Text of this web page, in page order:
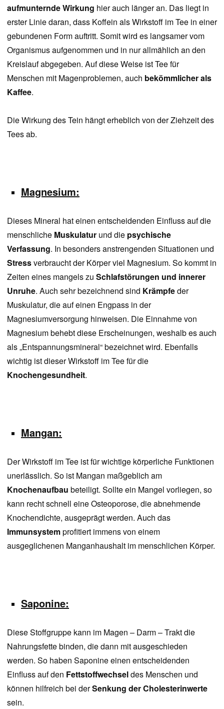
aufmunternde Wirkung hier auch länger an. Das liegt in
erster Linie daran, dass Koffein als Wirkstoff im Tee in einer
gebundenen Form auftritt. Somit wird es langsamer vom
Organismus aufgenommen und in nur allmählich an den
Kreislauf abgegeben. Auf diese Weise ist Tee für
Menschen mit Magenproblemen, auch bekömmlicher als
Kaffee.
Die Wirkung des Tein hängt erheblich von der Ziehzeit des
Tees ab.
Magnesium:
Dieses Mineral hat einen entscheidenden Einfluss auf die
menschliche Muskulatur und die psychische
Verfassung. In besonders anstrengenden Situationen und
Stressverbraucht der Körper viel Magnesium. So kommt in
Zeiten eines mangels zu Schlafstörungen und innerer
Unruhe. Auch sehr bezeichnend sind Krämpfeder
Muskulatur, die auf einen Engpass in der
Magnesiumversorgung hinweisen. Die Einnahme von
Magnesium behebt diese Erscheinungen, weshalb es auch
als „Entspannungsmineral“ bezeichnet wird. Ebenfalls
wichtig ist dieser Wirkstoff im Tee für die
Knochengesundheit.
Mangan:
Der Wirkstoff im Tee ist für wichtige körperliche Funktionen
unerlässlich. So ist Mangan maßgeblich am
Knochenaufbau beteiligt. Sollte ein Mangel vorliegen, so
kann recht schnell eine Osteoporose, die abnehmende
Knochendichte, ausgeprägt werden. Auch das
Immunsystemprofitiert immens von einem
ausgeglichenen Manganhaushalt im menschlichen Körper.
Saponine:
Diese Stoffgruppe kann im Magen – Darm – Trakt die
Nahrungsfette binden, die dann mit ausgeschieden
werden. So haben Saponine einen entscheidenden
Einfluss auf den Fettstoffwechseldes Menschen und
können hilfreich bei derSenkung der Cholesterinwerte
sein.